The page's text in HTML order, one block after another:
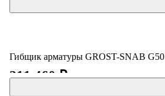
Гибщик арматуры GROST-SNAB G50
211 460 ₽